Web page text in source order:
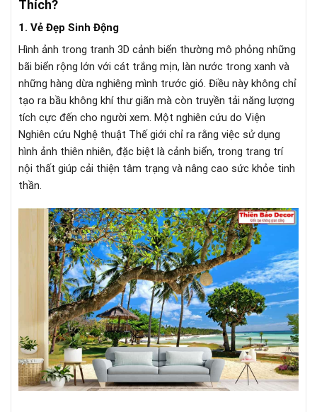
Thích?
1. Vẻ Đẹp Sinh Động
Hình ảnh trong tranh 3D cảnh biển thường mô phỏng những
bãi biển rộng lớn với cát trắng mịn, làn nước trong xanh và
những hàng dừa nghiêng mình trước gió. Điều này không chỉ
tạo ra bầu không khí thư giãn mà còn truyền tải năng lượng
tích cực đến cho người xem. Một nghiên cứu do Viện
Nghiên cứu Nghệ thuật Thế giới chỉ ra rằng việc sử dụng
hình ảnh thiên nhiên, đặc biệt là cảnh biển, trong trang trí
nội thất giúp cải thiện tâm trạng và nâng cao sức khỏe tinh
thần.